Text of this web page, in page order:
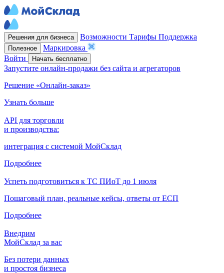
Решения для бизнеса Возможности Тарифы Поддержка
Полезное
Маркировка
Войти
Начать бесплатно
Запустите онлайн-продажи без сайта и агрегаторов
Решение «Онлайн-заказ»
Узнать больше
API для торговли
и производства:
интеграция с системой МойСклад
Подробнее
Успеть подготовиться к ТС ПИоТ до 1 июля
Пошаговый план, реальные кейсы, ответы от ЕСП
Подробнее
Внедрим
МойСклад за вас
Без потери данных
и простоя бизнеса